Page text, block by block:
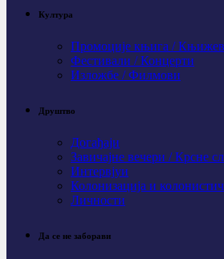
Култура
Промоције књига /
Фестивали / Концерти
Изложбе / Филмови
Друштво
Догађаји
Завичајне вечери / Крсне
Интервјуи
Колонизација и
Личности
Да се не заборави